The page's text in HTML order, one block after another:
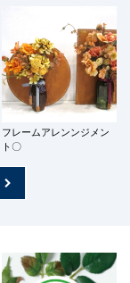
フレームアレンンジメン
ト〇